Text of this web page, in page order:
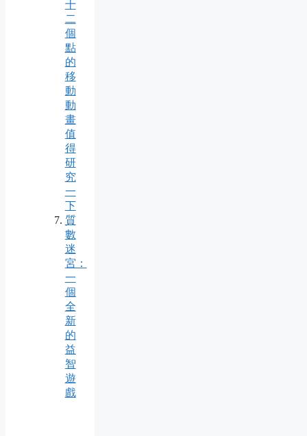
十
二
個
點
的
移
動
動
畫
值
得
研
究
一
下
質
數
迷
宮：
一
個
全
新
的
益
智
遊
戲